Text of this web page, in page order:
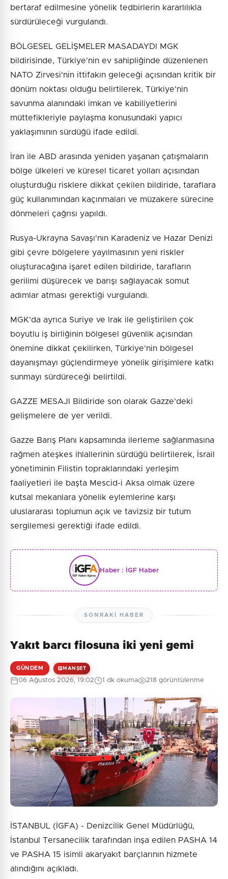
bertaraf edilmesine yönelik tedbirlerin kararlılıkla
sürdürüleceği vurgulandı.
BÖLGESEL GELİŞMELER MASADAYDI MGK
bildirisinde, Türkiye'nin ev sahipliğinde düzenlenen
NATO Zirvesi'nin ittifakın geleceği açısından kritik bir
dönüm noktası olduğu belirtilerek, Türkiye'nin
savunma alanındaki imkan ve kabiliyetlerini
müttefikleriyle paylaşma konusundaki yapıcı
yaklaşımının sürdüğü ifade edildi.
İran ile ABD arasında yeniden yaşanan çatışmaların
bölge ülkeleri ve küresel ticaret yolları açısından
oluşturduğu risklere dikkat çekilen bildiride, taraflara
güç kullanımından kaçınmaları ve müzakere sürecine
dönmeleri çağrısı yapıldı.
Rusya-Ukrayna Savaşı'nın Karadeniz ve Hazar Denizi
gibi çevre bölgelere yayılmasının yeni riskler
oluşturacağına işaret edilen bildiride, tarafların
gerilimi düşürecek ve barışı sağlayacak somut
adımlar atması gerektiği vurgulandı.
MGK'da ayrıca Suriye ve Irak ile geliştirilen çok
boyutlu iş birliğinin bölgesel güvenlik açısından
önemine dikkat çekilirken, Türkiye'nin bölgesel
dayanışmayı güçlendirmeye yönelik girişimlere katkı
sunmayı sürdüreceği belirtildi.
GAZZE MESAJI Bildiride son olarak Gazze'deki
gelişmelere de yer verildi.
Gazze Barış Planı kapsamında ilerleme sağlanmasına
rağmen ateşkes ihlallerinin sürdüğü belirtilerek, İsrail
yönetiminin Filistin topraklarındaki yerleşim
faaliyetleri ile başta Mescid-i Aksa olmak üzere
kutsal mekanlara yönelik eylemlerine karşı
uluslararası toplumun açık ve tavizsiz bir tutum
sergilemesi gerektiği ifade edildi.
Haber : İGF Haber
SONRAKI HABER
Yakıt barcı filosuna iki yeni gemi
GÜNDEM MANŞET
06 Ağustos 2026, 19:02 1 dk okuma 218 görüntülenme
İSTANBUL (İGFA) - Denizcilik Genel Müdürlüğü,
İstanbul Tersanecilik tarafından inşa edilen PASHA 14
ve PASHA 15 isimli akaryakıt barçlarının hizmete
alındığını açıkladı.